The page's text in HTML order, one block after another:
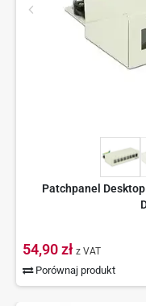
Patchpanel
54,90 zł z VAT
Porównaj produkt